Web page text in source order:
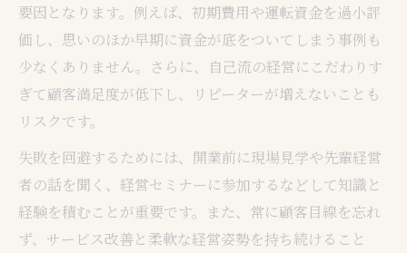
要因となります。例えば、初期費用や運転資金を過小評
価し、思いのほか早期に資金が底をついてしまう事例も
少なくありません。さらに、自己流の経営にこだわりす
ぎて顧客満足度が低下し、リピーターが増えないことも
リスクです。
失敗を回避するためには、開業前に現場見学や先輩経営
者の話を聞く、経営セミナーに参加するなどして知識と
経験を積むことが重要です。また、常に顧客目線を忘れ
ず、サービス改善と柔軟な経営姿勢を持ち続けること